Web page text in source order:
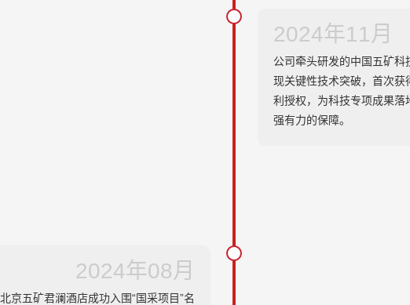
2024年11月
公司牵头研发的中国五矿科
现关键性技术突破，首次获
利授权，为科技专项成果落
强有力的保障。
2024年08月
北京五矿君澜酒店成功入围“国采项目”名